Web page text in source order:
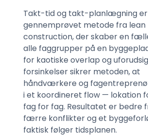
Takt-tid og takt-planlægning
gennemprøvet metode fra lean
construction, der skaber en
alle faggrupper på en
for kaotiske overlap og
forsinkelser sikrer metoden, at
håndværkere og
i et koordineret flow — lokation
fag for fag. Resultatet er bedre
færre konflikter og et
faktisk følger tidsplanen.